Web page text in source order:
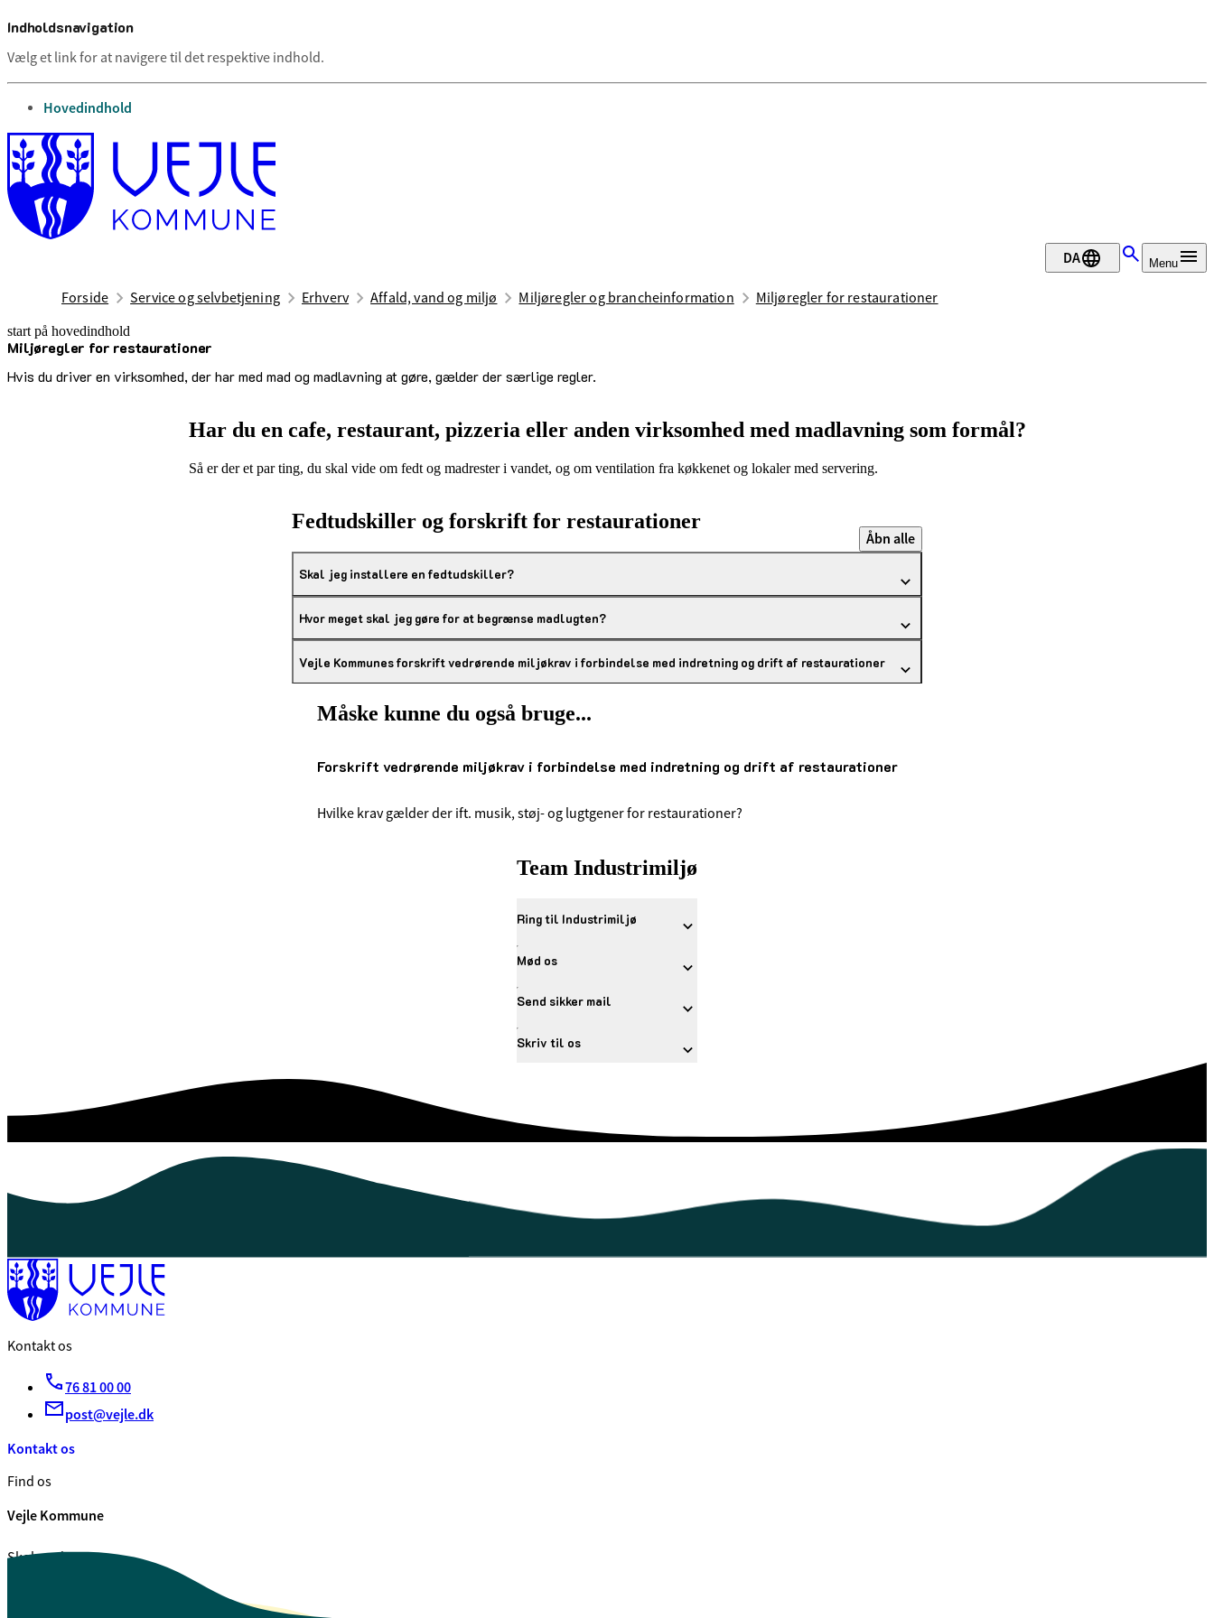
Indholdsnavigation
Vælg et link for at navigere til det respektive indhold.
gå til
Hovedindhold
DA Menu
Forside Service og selvbetjening Erhverv Affald, vand og miljø Miljøregler og brancheinformation Miljøregler for restaurationer
start på hovedindhold
Miljøregler for restaurationer
Hvis du driver en virksomhed, der har med mad og madlavning at gøre, gælder der særlige regler.
senest opdateret 17. april 2026
Har du en cafe, restaurant, pizzeria eller anden virksomhed med madlavning som formål?
Så er der et par ting, du skal vide om fedt og madrester i vandet, og om ventilation fra køkkenet og lokaler med servering.
Fedtudskiller og forskrift for restaurationer
Åbn alle
Skal jeg installere en fedtudskiller?
Hvor meget skal jeg gøre for at begrænse madlugten?
Vejle Kommunes forskrift vedrørende miljøkrav i forbindelse med indretning og drift af restaurationer
Måske kunne du også bruge...
Forskrift vedrørende miljøkrav i forbindelse med indretning og drift af restaurationer
Hvilke krav gælder der ift. musik, støj- og lugtgener for restaurationer?
Team Industrimiljø
Ring til Industrimiljø
Mød os
Send sikker mail
Skriv til os
Kontakt os
76 81 00 00
post@vejle.dk
Kontakt os
Find os
Vejle Kommune
Skolegade 1